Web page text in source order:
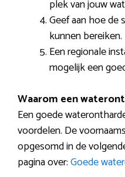
plek van jouw
Geef aan hoe
kunnen bereiken.
Een regionale
mogelijk een
Waarom een
Een goede
voordelen. De
opgesomd in de
pagina over:Goede